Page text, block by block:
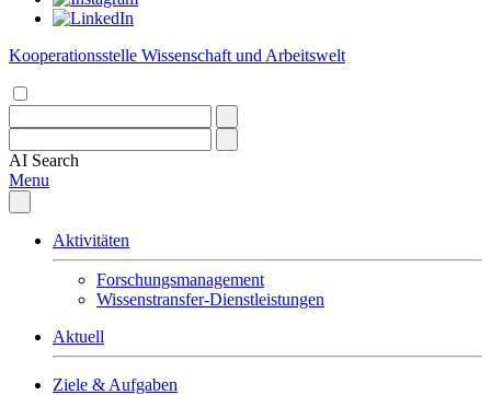
Kooperationsstelle Wissenschaft und Arbeitswelt
AI Search
Menu
Aktivitäten
Forschungsmanagement
Wissenstransfer-Dienstleistungen
Aktuell
Ziele & Aufgaben